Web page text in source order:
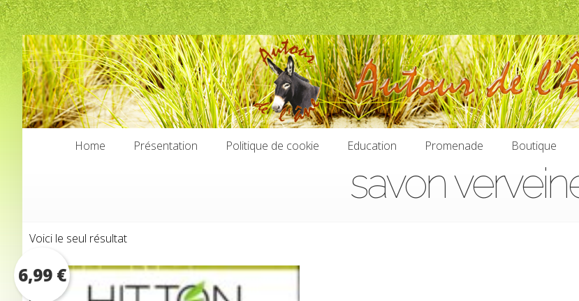
Home
Présentation
Politique de cookie
Education
Education
Promenade
Promenade
Boutique
Boutique
savon
Voici le seul résultat
6,99 €